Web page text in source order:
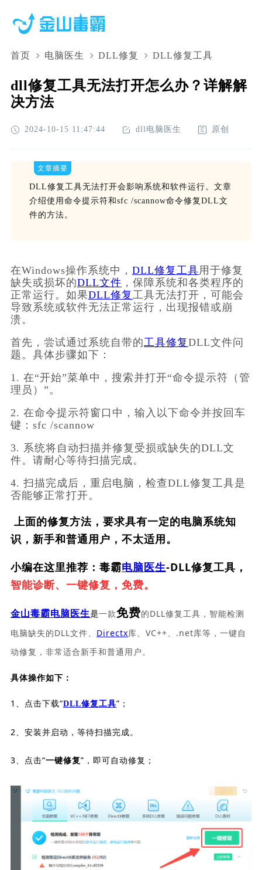
首页 电脑医生 DLL修复 DLL修复工具
dll修复工具无法打开怎么办？详解解
决方法
2024-10-15 11:47:44 dll电脑医生 原创
文章摘要
DLL修复工具无法打开会影响系统和软件运行。文章
介绍使用命令提示符和sfc /scannow命令修复DLL文
件的方法。
在Windows操作系统中， DLL修复工具用于修复
缺失或损坏的DLL文件 ，保障系统和各类程序的
正常运行。如果DLL修复工具无法打开，可能会
导致系统或软件无法正常运行，出现报错或崩
溃。
首先，尝试通过系统自带的工具修复DLL文件问
题。具体步骤如下：
1. 在“开始”菜单中，搜索并打开“命令提示符（管
理员）”。
2. 在命令提示符窗口中，输入以下命令并按回车
键：sfc /scannow
3. 系统将自动扫描并修复受损或缺失的DLL文
件。请耐心等待扫描完成。
4. 扫描完成后，重启电脑，检查DLL修复工具是
否能够正常打开。
上面的修复方法，要求具有一定的电脑系统知
识，新手和普通用户，不太适用。
小编在这里推荐：毒霸电脑医生-DLL修复工具，
智能诊断、一键修复，免费。
金山毒霸电脑医生是一款免费的DLL修复工具，智能检测
电脑缺失的DLL文件、 Directx库、VC++、.net库等，一键自
动修复，非常适合新手和普通用户。
具体操作如下：
1、点击下载“DLL修复工具”；
2、安装并启动，等待扫描完成。
3、点击“一键修复”，即可自动修复；